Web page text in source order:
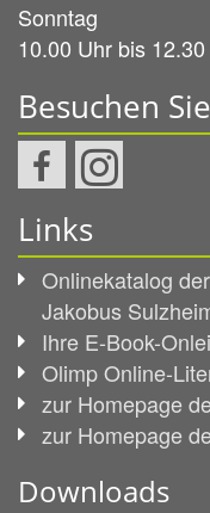
Sonntag
10.00 Uhr bis
Besuchen
Links
Onlinekatalog
Jakobus
Ihre E-Book-
Olimp Online-
zur Homepage
zur Homepage
Downloads